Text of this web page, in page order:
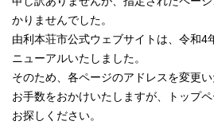
かりませんでした。
由利本荘市公式ウェブサイトは、令和4
ニューアルいたしました。
そのため、各ページのアドレスを変更い
お手数をおかけいたしますが、トップ
お探しください。